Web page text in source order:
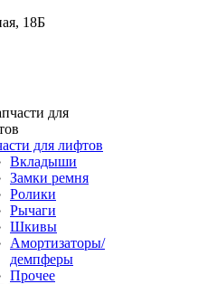
18Б
для лифтов
Вкладыши
Замки ремня
Ролики
Рычаги
Шкивы
Амортизаторы/
демпферы
Прочее